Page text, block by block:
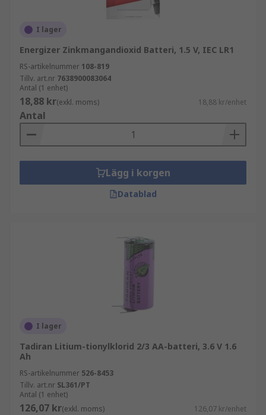
I lager
Energizer Zinkmangandioxid Batteri, 1.5 V, IEC LR1
RS-artikelnummer 108-819
Tillv. art.nr 7638900083064
Antal (1 enhet)
18,88 kr(exkl. moms) 18,88 kr/enhet
Antal
Lägg i korgen
Datablad
I lager
Tadiran Litium-tionylklorid 2/3 AA-batteri, 3.6 V 1.6
Ah
RS-artikelnummer 526-8453
Tillv. art.nr SL361/PT
Antal (1 enhet)
126,07 kr(exkl. moms) 126,07 kr/enhet